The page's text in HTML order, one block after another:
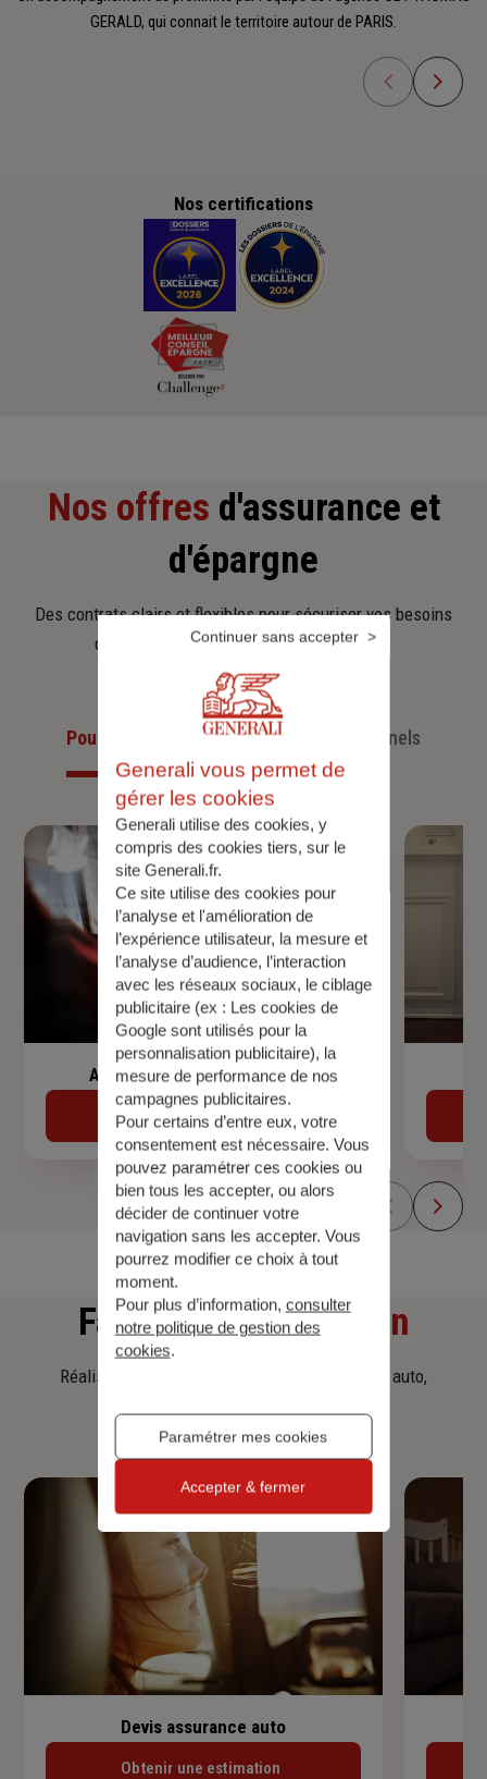
GERALD, qui connait le territoire autour de PARIS.
Nos certifications
Nos offres d'assurance et
d'épargne
Des contrats clairs et flexibles pour sécuriser vos besoins
d’aujourd’hui et anticiper ceux de demain.
Pour les particuliersPour les professionnels
Assurance de prêt immobilier
Découvrir
Faitesune simulation
Réalisez une simulation tarifaire d'assurance, auto,
Devis assurance auto
Obtenir une estimation
Generali vous permet de
gérer les cookies
Generali utilise des cookies, y
compris des cookies tiers, sur le
site Generali.fr.
Ce site utilise des cookies pour
l’analyse et l'amélioration de
l’expérience utilisateur, la mesure et
l’analyse d’audience, l’interaction
avec les réseaux sociaux, le ciblage
publicitaire (ex : Les cookies de
Google sont utilisés pour la
personnalisation publicitaire), la
mesure de performance de nos
campagnes publicitaires.
Pour certains d’entre eux, votre
consentement est nécessaire. Vous
pouvez paramétrer ces cookies ou
bien tous les accepter, ou alors
décider de continuer votre
navigation sans les accepter. Vous
pourrez modifier ce choix à tout
moment.
Pour plus d’information, consulter
notre politique de gestion des
cookies.
Paramétrer mes cookies
Continuer sans accepter
Accepter & fermer